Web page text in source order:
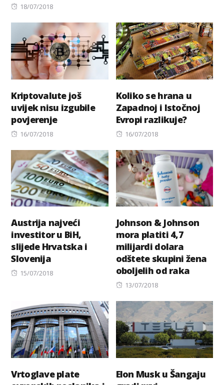
Posted
18/07/2018
Kriptovalute još
uvijek nisu izgubile
povjerenje
Posted
16/07/2018
Koliko se hrana u
Zapadnoj i Istočnoj
Evropi razlikuje?
Posted
16/07/2018
Austrija najveći
investitor u BiH,
slijede Hrvatska i
Slovenija
Posted
15/07/2018
Johnson & Johnson
mora platiti 4,7
milijardi dolara
odštete skupini žena
oboljelih od raka
Posted
13/07/2018
Vrtoglave plate
Elon Musk u Šangaju